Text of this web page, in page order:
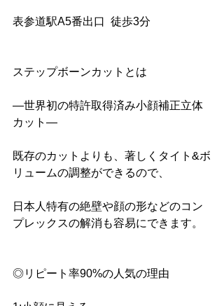
表参道駅A5番出口  徒歩3分
ステップボーンカットとは
―世界初の特許取得済み小顔補正立体
カット―
既存のカットよりも、著しくタイト&ボ
リュームの調整ができるので、
日本人特有の絶壁や顔の形などのコン
プレックスの解消も容易にできます。
◎リピート率90%の人気の理由